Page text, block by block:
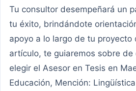
Tu consultor desempeñará un
tu éxito, brindándote
apoyo a lo largo de tu proyecto
artículo, te guiaremos sobre de
elegir el Asesor en Tesis en
Educación, Mención: